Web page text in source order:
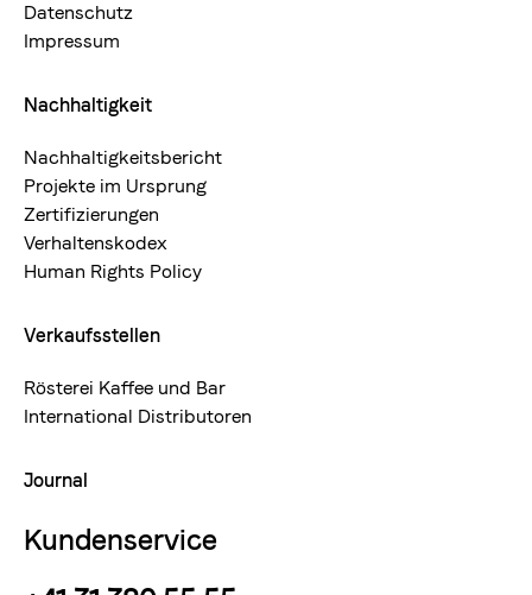
Datenschutz
Impressum
Nachhaltigkeit
Nachhaltigkeitsbericht
Projekte im Ursprung
Zertifizierungen
Verhaltenskodex
Human Rights Policy
Verkaufsstellen
Rösterei Kaffee und Bar
International Distributoren
Journal
Kundenservice